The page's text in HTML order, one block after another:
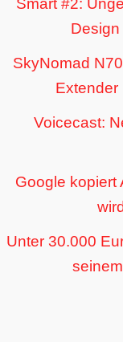
Smart #2:
SkyNomad
Extender
Voicecast:
Google kopiert
Unter 30.000